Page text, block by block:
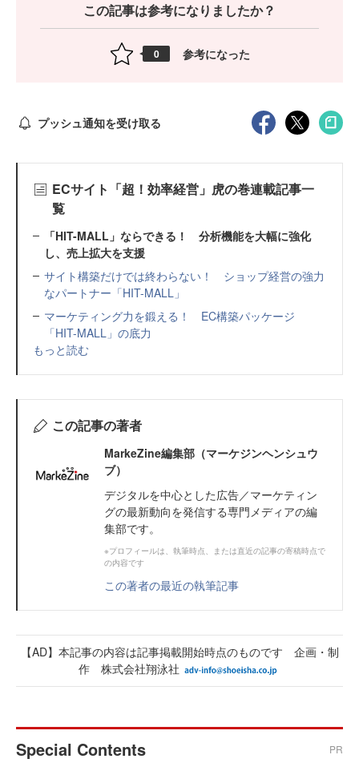
この記事は参考になりましたか？
0 参考になった
プッシュ通知を受け取る
ECサイト「超！効率経営」虎の巻連載記事一
覧
「HIT-MALL」ならできる！ 分析機能を大幅に強化
し、売上拡大を支援
サイト構築だけでは終わらない！ ショップ経営の強力
なパートナー「HIT-MALL」
マーケティング力を鍛える！ EC構築パッケージ
「HIT-MALL」の底力
もっと読む
この記事の著者
MarkeZine編集部（マーケジンヘンシュウ
ブ）
デジタルを中心とした広告／マーケティン
グの最新動向を発信する専門メディアの編
集部です。
※プロフィールは、執筆時点、または直近の記事の寄稿時点で
の内容です
この著者の最近の執筆記事
【AD】本記事の内容は記事掲載開始時点のものです 企画・制
作 株式会社翔泳社
Special Contents PR